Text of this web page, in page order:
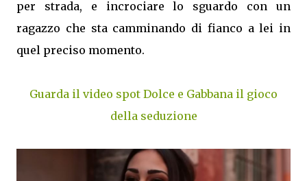
per strada, e incrociare lo sguardo con un
ragazzo che sta camminando di fianco a lei in
quel preciso momento.
Guarda il video spot Dolce e Gabbana il gioco
della seduzione